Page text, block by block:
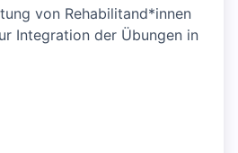
von Rehabilitand*innen
Integration der Übungen in